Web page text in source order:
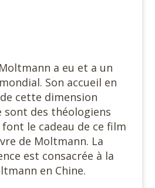
a eu et a un
Son accueil en
cette dimension
sont des théologiens
le cadeau de ce film
de Moltmann. La
est consacrée à la
en Chine.